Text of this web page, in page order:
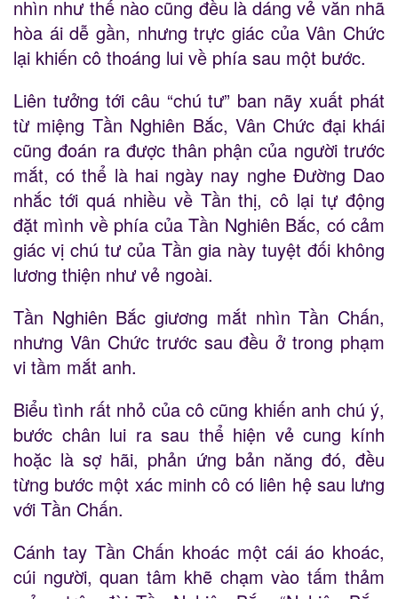
nhìn như thế nào cũng đều là dáng vẻ văn nhã
hòa ái dễ gần, nhưng trực giác của Vân Chức
lại khiến cô thoáng lui về phía sau một bước.
Liên tưởng tới câu “chú tư” ban nãy xuất phát
từ miệng Tần Nghiên Bắc, Vân Chức đại khái
cũng đoán ra được thân phận của người trước
mắt, có thể là hai ngày nay nghe Đường Dao
nhắc tới quá nhiều về Tần thị, cô lại tự động
đặt mình về phía của Tần Nghiên Bắc, có cảm
giác vị chú tư của Tần gia này tuyệt đối không
lương thiện như vẻ ngoài.
Tần Nghiên Bắc giương mắt nhìn Tần Chấn,
nhưng Vân Chức trước sau đều ở trong phạm
vi tầm mắt anh.
Biểu tình rất nhỏ của cô cũng khiến anh chú ý,
bước chân lui ra sau thể hiện vẻ cung kính
hoặc là sợ hãi, phản ứng bản năng đó, đều
từng bước một xác minh cô có liên hệ sau lưng
với Tần Chấn.
Cánh tay Tần Chấn khoác một cái áo khoác,
cúi người, quan tâm khẽ chạm vào tấm thảm